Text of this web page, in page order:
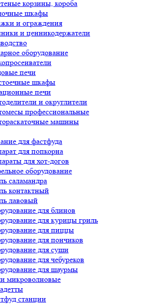
корзины, короба
шкафы
и ограждения
и ценникодержатели
оборудование
печи
шкафы
печи
и округлители
профессиональные
машины
для фастфуда
для попкорна
для хот-догов
оборудование
саламандра
контактный
лавовый
для блинов
для курицы гриль
для пиццы
для пончиков
для суши
для чебуреков
для шаурмы
микроволновые
станции